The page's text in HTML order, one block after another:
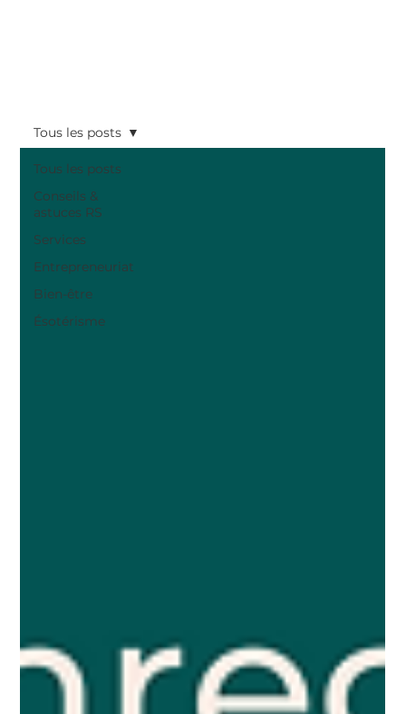
Tous les posts
Conseils &
astuces RS
Services
Entrepreneuriat
Bien-être
Ésotérisme
Tous les posts